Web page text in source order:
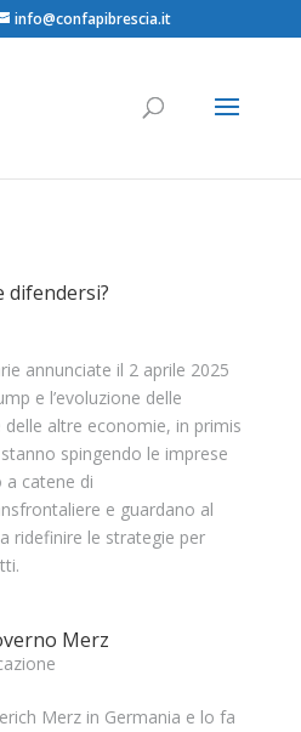
info@confapibrescia.it
difendersi?
annunciate il 2 aprile 2025
e l’evoluzione delle
altre economie, in primis
spingendo le imprese
a catene di
e guardano al
ridefinire le strategie per
Merz
Merz in Germania e lo fa